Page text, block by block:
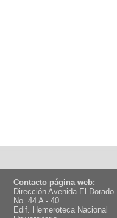
Contacto página web:
Dirección Avenida El Dorado
No. 44 A - 40
Edif. Hemeroteca Nacional